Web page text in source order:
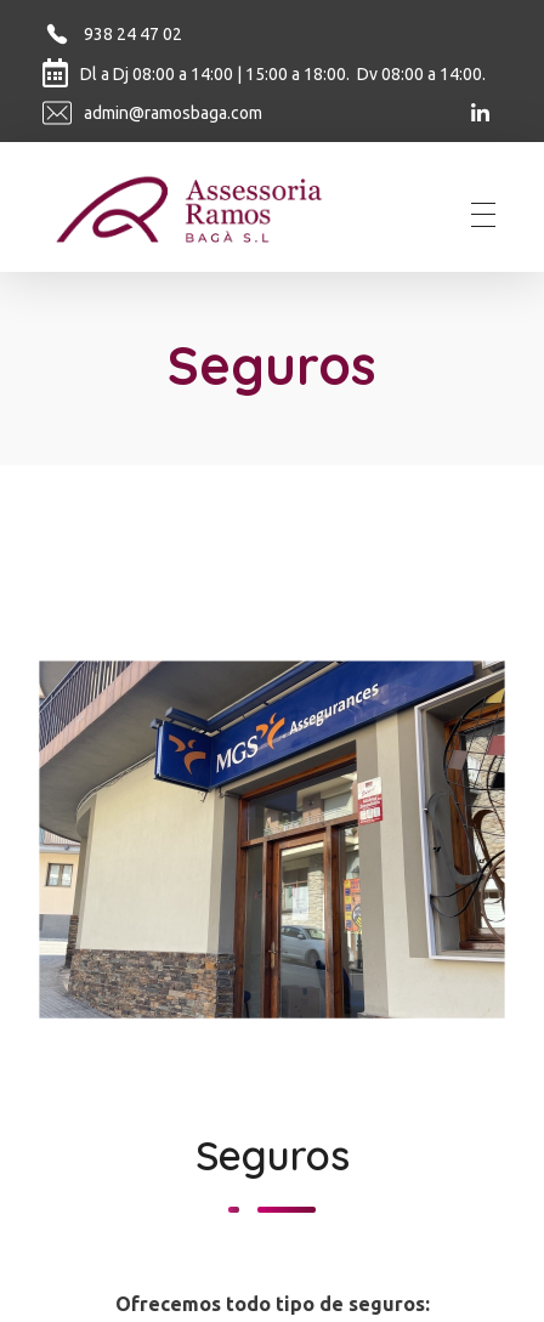
938 24 47 02
Dl a Dj 08:00 a 14:00 | 15:00 a 18:00. Dv 08:00 a 14:00.
admin@ramosbaga.com
Seguros
Seguros
Ofrecemos todo tipo de seguros: